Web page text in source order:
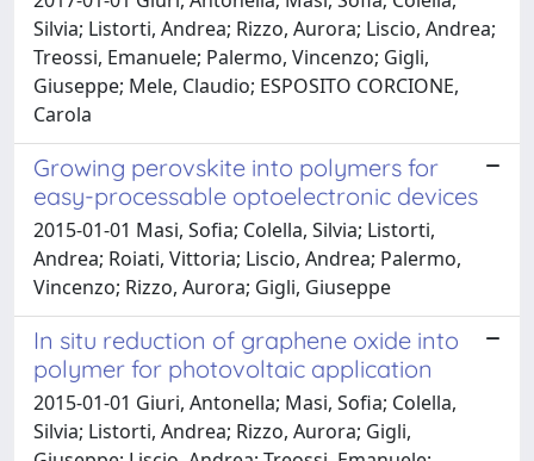
Silvia; Listorti, Andrea; Rizzo, Aurora; Liscio, Andrea;
Treossi, Emanuele; Palermo, Vincenzo; Gigli,
Giuseppe; Mele, Claudio; ESPOSITO CORCIONE,
Carola
Growing perovskite into polymers for
easy-processable optoelectronic devices
2015-01-01 Masi, Sofia; Colella, Silvia; Listorti,
Andrea; Roiati, Vittoria; Liscio, Andrea; Palermo,
Vincenzo; Rizzo, Aurora; Gigli, Giuseppe
In situ reduction of graphene oxide into
polymer for photovoltaic application
2015-01-01 Giuri, Antonella; Masi, Sofia; Colella,
Silvia; Listorti, Andrea; Rizzo, Aurora; Gigli,